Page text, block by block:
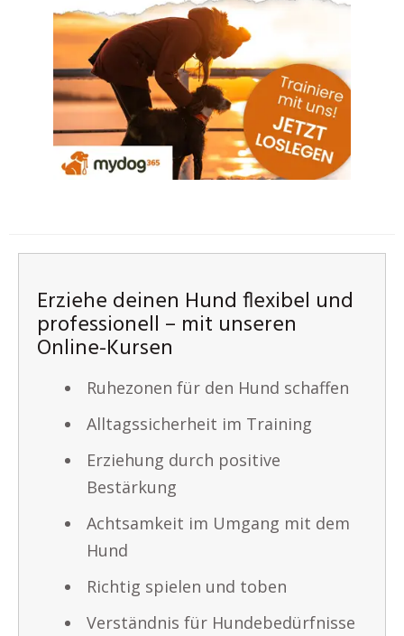
Erziehe deinen Hund flexibel und
professionell – mit unseren
Online-Kursen
Ruhezonen für den Hund schaffen
Alltagssicherheit im Training
Erziehung durch positive
Bestärkung
Achtsamkeit im Umgang mit dem
Hund
Richtig spielen und toben
Verständnis für Hundebedürfnisse